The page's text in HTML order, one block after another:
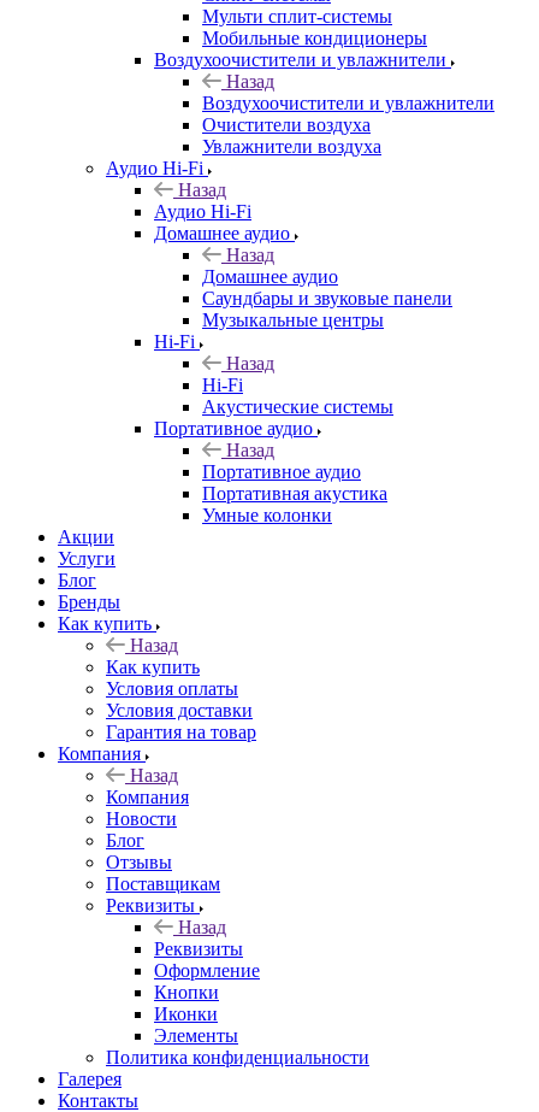
Мульти сплит-системы
Мобильные кондиционеры
Воздухоочистители и увлажнители
Назад
Воздухоочистители и увлажнители
Очистители воздуха
Увлажнители воздуха
Аудио Hi-Fi
Назад
Аудио Hi-Fi
Домашнее аудио
Назад
Домашнее аудио
Саундбары и звуковые панели
Музыкальные центры
Hi-Fi
Назад
Hi-Fi
Акустические системы
Портативное аудио
Назад
Портативное аудио
Портативная акустика
Умные колонки
Акции
Услуги
Блог
Бренды
Как купить
Назад
Как купить
Условия оплаты
Условия доставки
Гарантия на товар
Компания
Назад
Компания
Новости
Блог
Отзывы
Поставщикам
Реквизиты
Назад
Реквизиты
Оформление
Кнопки
Иконки
Элементы
Политика конфиденциальности
Галерея
Контакты